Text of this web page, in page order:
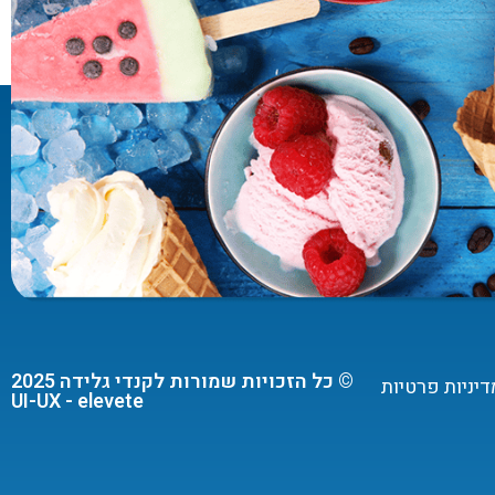
פרטיות © כל הזכויות שמורות לקנדי גלידה 2025
UI-UX - elevete